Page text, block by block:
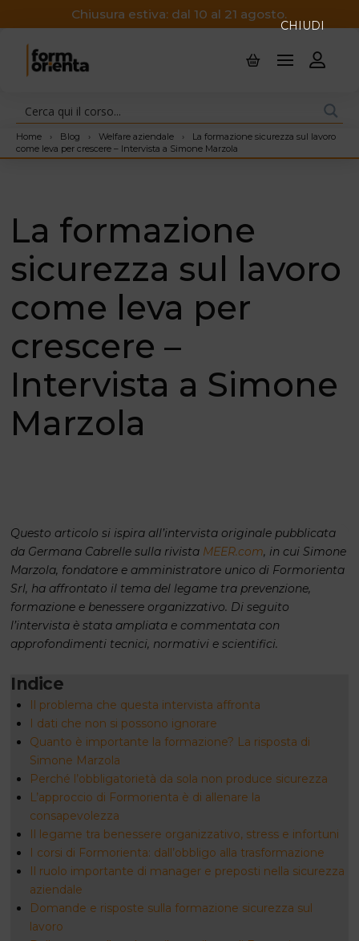
Chiusura estiva: dal 10 al 21 agosto.
Home › Blog › Welfare aziendale ›
La formazione sicurezza sul lavoro
come leva per crescere – Intervista a Simone Marzola
La formazione
sicurezza sul lavoro
come leva per
crescere –
Intervista a Simone
Marzola
Questo articolo si ispira all’intervista originale pubblicata
da Germana Cabrelle sulla rivista MEER.com, in cui Simone
Marzola, fondatore e amministratore unico di Formorienta
Srl, ha affrontato il tema del legame tra prevenzione,
formazione e benessere organizzativo. Di seguito
l’intervista è stata ampliata e commentata con
approfondimenti tecnici, normativi e scientifici.
Indice
Il problema che questa intervista affronta
I dati che non si possono ignorare
Quanto è importante la formazione? La risposta di
Simone Marzola
Perché l’obbligatorietà da sola non produce sicurezza
L’approccio di Formorienta è di allenare la
consapevolezza
Il legame tra benessere organizzativo, stress e infortuni
I corsi di Formorienta: dall’obbligo alla trasformazione
Il ruolo importante di manager e preposti nella sicurezza
aziendale
Domande e risposte sulla formazione sicurezza sul
lavoro
CHIUDI